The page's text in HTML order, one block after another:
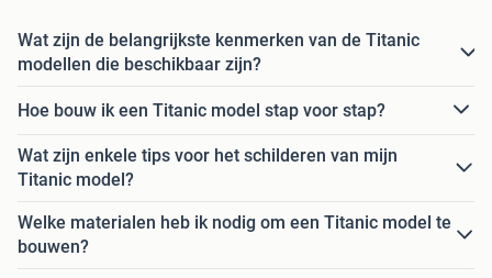
Wat zijn de belangrijkste kenmerken van de Titanic
modellen die beschikbaar zijn?
Hoe bouw ik een Titanic model stap voor stap?
Wat zijn enkele tips voor het schilderen van mijn
Titanic model?
Welke materialen heb ik nodig om een Titanic model te
bouwen?